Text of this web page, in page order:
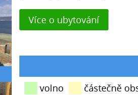
Více o ubytování
volno částečně